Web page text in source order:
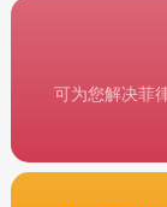
可为您解决菲